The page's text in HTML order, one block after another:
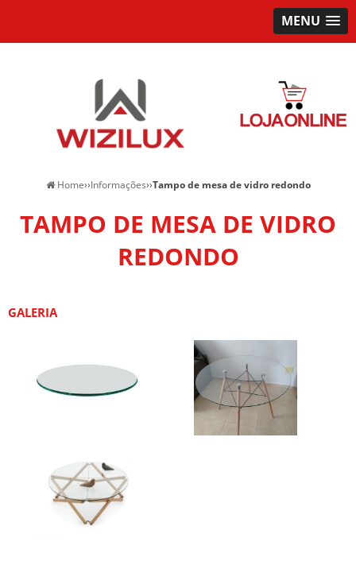
MENU
Home››Informações››Tampo de mesa de vidro redondo
TAMPO DE MESA DE VIDRO
REDONDO
GALERIA